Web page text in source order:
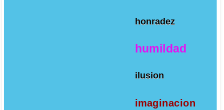
honradez
humildad
ilusion
imaginacion